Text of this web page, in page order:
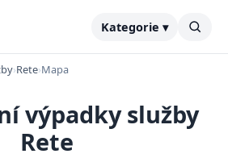
Kategorie ▾
›Rete›Mapa
výpadky služby
Rete